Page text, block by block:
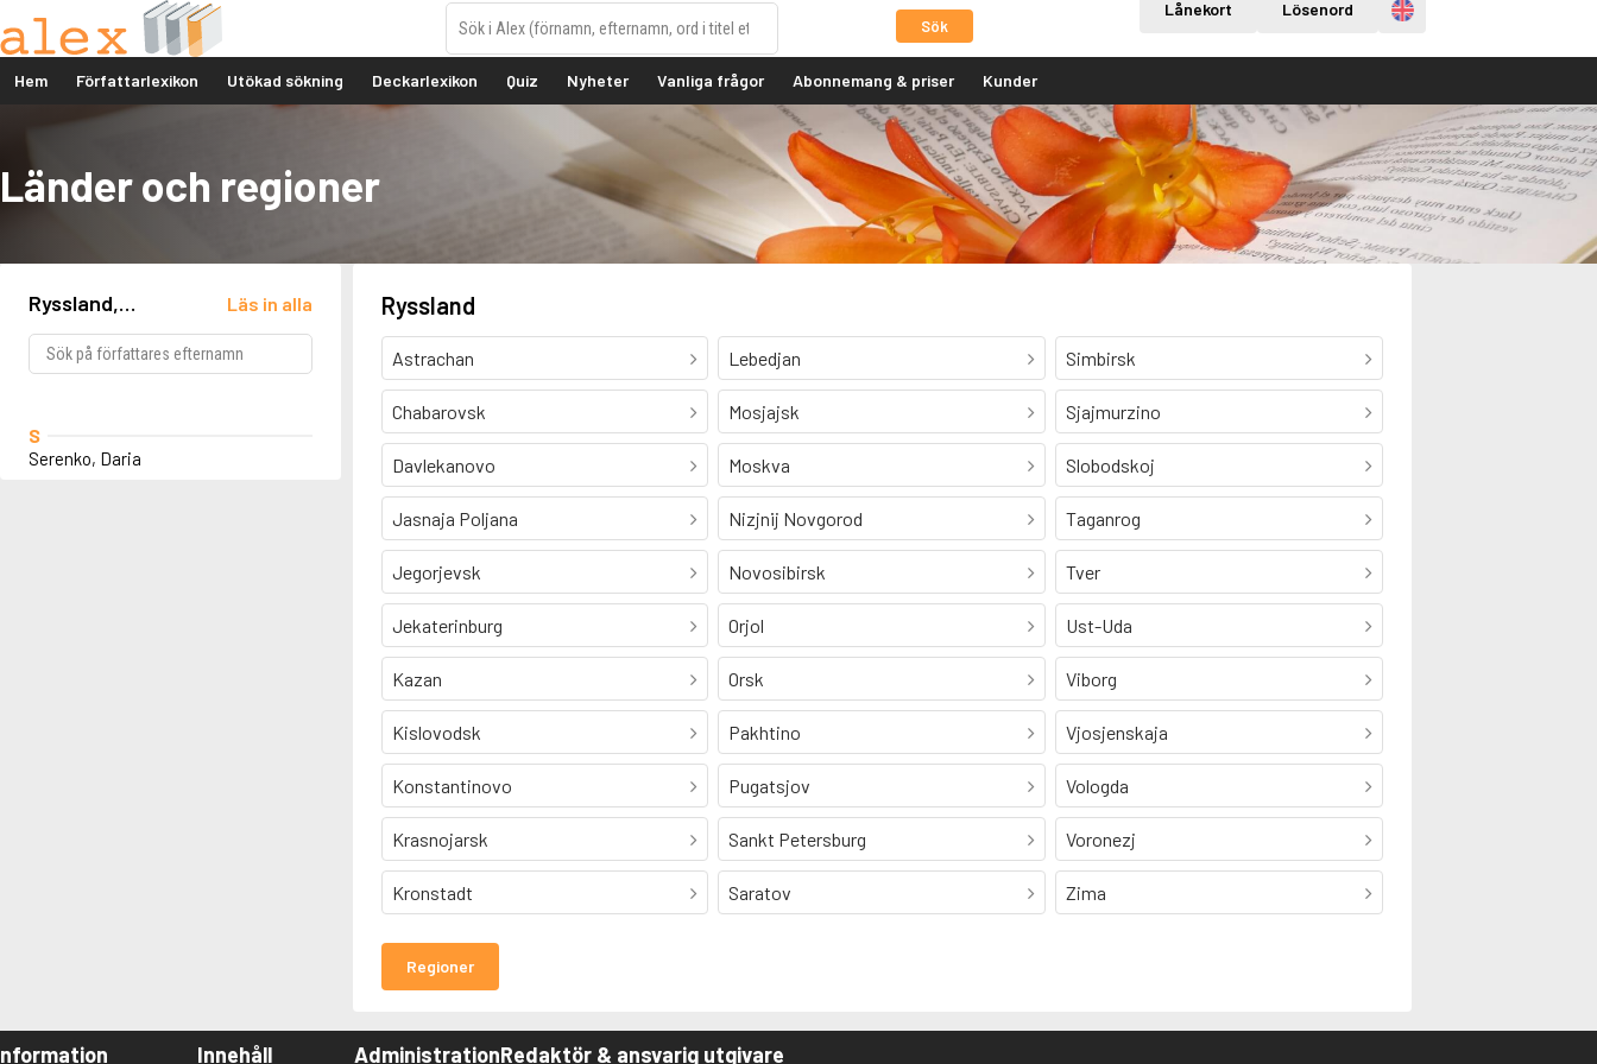
Sök
Lånekort Lösenord Engelska
Hem Författarlexikon Utökad sökning Deckarlexikon Quiz Nyheter Vanliga frågor Abonnemang & priser Kunder
Länder och regioner
Ryssland,
Läs in alla
S
Serenko, Daria
Ryssland
Astrachan
Chabarovsk
Davlekanovo
Jasnaja Poljana
Jegorjevsk
Jekaterinburg
Kazan
Kislovodsk
Konstantinovo
Krasnojarsk
Kronstadt
Lebedjan
Mosjajsk
Moskva
Nizjnij Novgorod
Novosibirsk
Orjol
Orsk
Pakhtino
Pugatsjov
Sankt Petersburg
Saratov
Simbirsk
Sjajmurzino
Slobodskoj
Taganrog
Tver
Ust-Uda
Viborg
Vjosjenskaja
Vologda
Voronezj
Zima
Regioner
Innehåll AdministrationRedaktör & ansvarig utgivare